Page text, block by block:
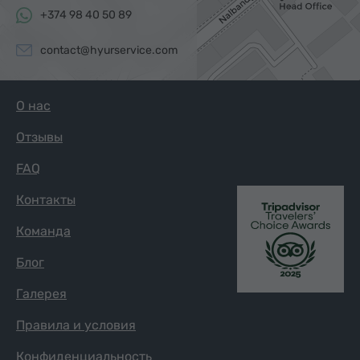
+374 98 40 50 89
contact@hyurservice.com
О нас
Отзывы
FAQ
Контакты
Команда
Блог
Галерея
Правила и условия
Конфиденциальность